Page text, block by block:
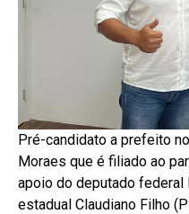
Pré-candidato a prefeito
Moraes que é filiado ao
apoio do deputado federal
estadual Claudiano Filho